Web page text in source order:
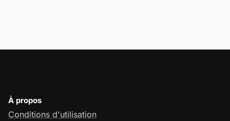
À propos
Conditions d'utilisation